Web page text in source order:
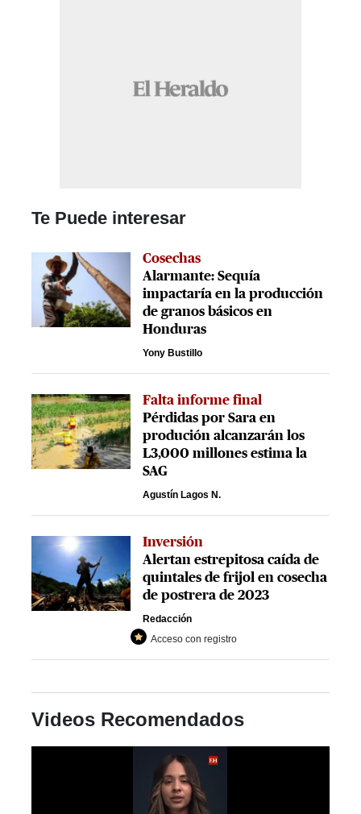
Te Puede interesar
Cosechas
Alarmante: Sequía
impactaría en la producción
de granos básicos en
Honduras
Yony Bustillo
Falta informe final
Pérdidas por Sara en
produción alcanzarán los
L3,000 millones estima la
SAG
Agustín Lagos N.
Inversión
Alertan estrepitosa caída de
quintales de frijol en cosecha
de postrera de 2023
Redacción
Acceso con registro
Videos Recomendados